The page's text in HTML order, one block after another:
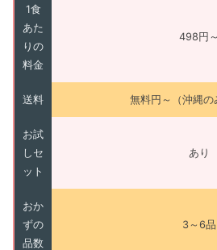
1食
あた
りの
料金
498円～
送料 無料円～（沖縄の
お試
しセ
ット
あり
おか
ずの
品数
3～6品